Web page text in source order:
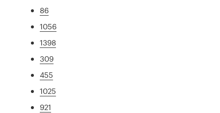
86
1056
1398
309
455
1025
921